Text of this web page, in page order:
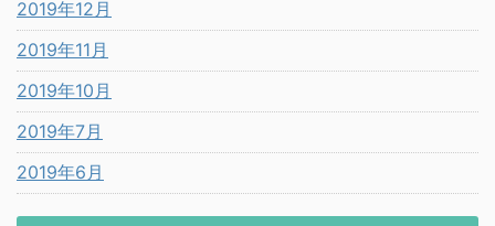
2019年12月
2019年11月
2019年10月
2019年7月
2019年6月